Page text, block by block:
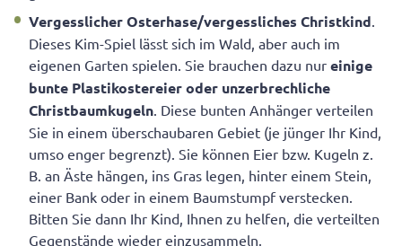
Vergesslicher Osterhase/vergessliches Christkind.
Dieses Kim-Spiel lässt sich im Wald, aber auch im
eigenen Garten spielen. Sie brauchen dazu nur einige
bunte Plastikostereieroder unzerbrechliche
Christbaumkugeln. Diese bunten Anhänger verteilen
Sie in einem überschaubaren Gebiet (je jünger Ihr Kind,
umso enger begrenzt). Sie können Eier bzw. Kugeln z.
B. an Äste hängen, ins Gras legen, hinter einem Stein,
einer Bank oder in einem Baumstumpf verstecken.
Bitten Sie dann Ihr Kind, Ihnen zu helfen, die verteilten
Gegenstände wieder einzusammeln.